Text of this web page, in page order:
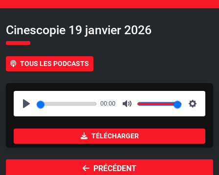
Cinescopie 19 janvier 2026
TOUS LES PODCASTS
P
l
00:00
M
u
t
S
e
TÉLÉCHARGER
PRÉCÉDENT